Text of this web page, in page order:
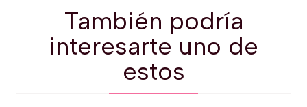
También podría
interesarte uno de
estos